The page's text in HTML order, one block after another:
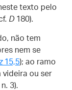
texto pelo
D180).
não tem
nem se
15,5); ao ramo
videira ou ser
n. 3).